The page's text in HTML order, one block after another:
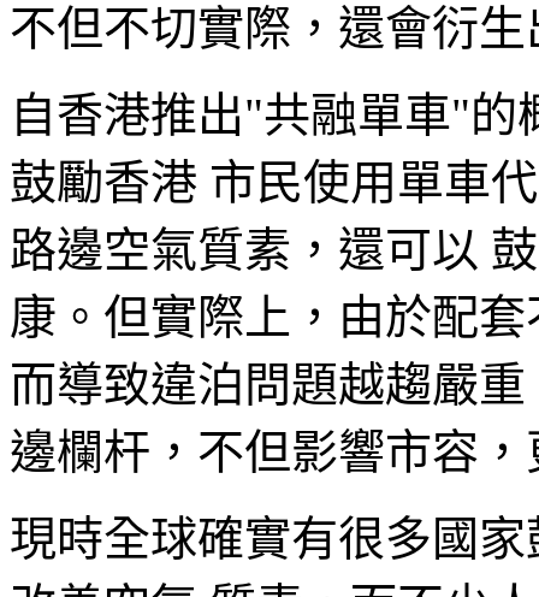
不但不切實際，還會衍
自香港推出"共融單車"
鼓勵香港 市民使用單車
路邊空氣質素，還可以
康。但實際上，由於配
而導致違泊問題越趨嚴
邊欄杆，不但影響市容
現時全球確實有很多國